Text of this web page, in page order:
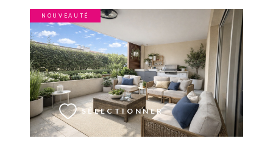
NOUVEAUTÉ
SÉLECTIONNER
VOIR LE BIEN